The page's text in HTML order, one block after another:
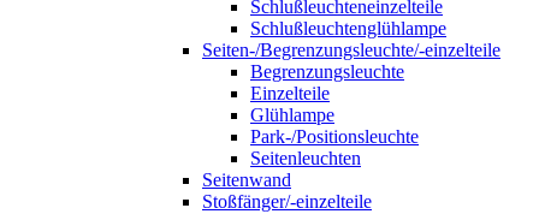
Schlußleuchteneinzelteile
Schlußleuchtenglühlampe
Seiten-/Begrenzungsleuchte/-einzelteile
Begrenzungsleuchte
Einzelteile
Glühlampe
Park-/Positionsleuchte
Seitenleuchten
Seitenwand
Stoßfänger/-einzelteile